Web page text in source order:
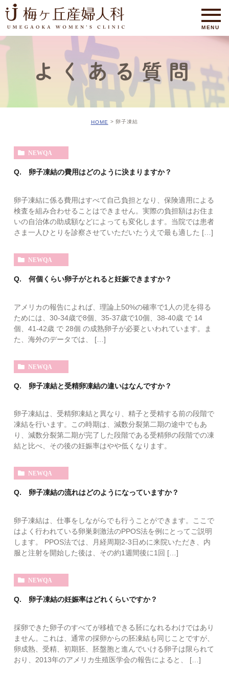
よくある質問
HOME 卵子凍結
NEWQA
Q. 卵子凍結の費用はどのように決まりますか？
卵子凍結に係る費用はすべて自己負担となり、保険適用による
検査を組み合わせることはできません。実際の負担額はお住ま
いの自治体の助成額などによっても変化します。当院では患者
さま一人ひとりを診察させていただいたうえで最も適した […]
NEWQA
Q. 何個くらい卵子がとれると妊娠できますか？
アメリカの報告によれば、理論上50%の確率で1人の児を得る
ためには、30-34歳で8個、35-37歳で10個、38-40歳 で 14
個、41-42歳 で 28個 の成熟卵子が必要といわれています。ま
た、海外のデータでは、 […]
NEWQA
Q. 卵子凍結と受精卵凍結の違いはなんですか？
卵子凍結は、受精卵凍結と異なり、精子と受精する前の段階で
凍結を行います。この時期は、減数分裂第二期の途中でもあ
り、減数分裂第二期が完了した段階である受精卵の段階での凍
結と比べ、その後の妊娠率はやや低くなります。
NEWQA
Q. 卵子凍結の流れはどのようになっていますか？
卵子凍結は、仕事をしながらでも行うことができます。ここで
はよく行われている卵巣刺激法のPPOS法を例にとってご説明
します。 PPOS法では、月経周期2-3日めに来院いただき、内
服と注射を開始した後は、その約1週間後に1回 […]
NEWQA
Q. 卵子凍結の妊娠率はどれくらいですか？
採卵できた卵子のすべてが移植できる胚になれるわけではあり
ません。これは、通常の採卵からの胚凍結も同じことですが、
卵成熟、受精、初期胚、胚盤胞と進んでいける卵子は限られて
おり、2013年のアメリカ生殖医学会の報告によると、 […]